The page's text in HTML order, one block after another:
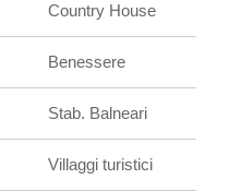
Country House
Benessere
Stab. Balneari
Villaggi turistici